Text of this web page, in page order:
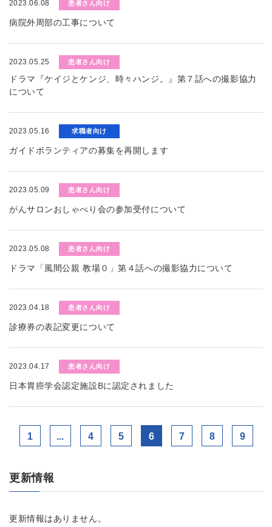
2023.06.08 患者さん向け
病院外周部の工事について
2023.05.25 患者さん向け
ドラマ『ケイジとケンジ、時々ハンジ。』第７話への撮影協力
について
2023.05.16 求職者向け
ガイドボランティアの募集を再開します
2023.05.09 患者さん向け
がんサロンおしゃべり会の参加受付について
2023.05.08 患者さん向け
ドラマ「風間公親 教場０」第４話への撮影協力について
2023.04.18 患者さん向け
診療券の表記変更について
2023.04.17 患者さん向け
日本胃癌学会認定施設Bに認定されました
1 ... 4 5 6 7 8 9
更新情報
更新情報はありません。